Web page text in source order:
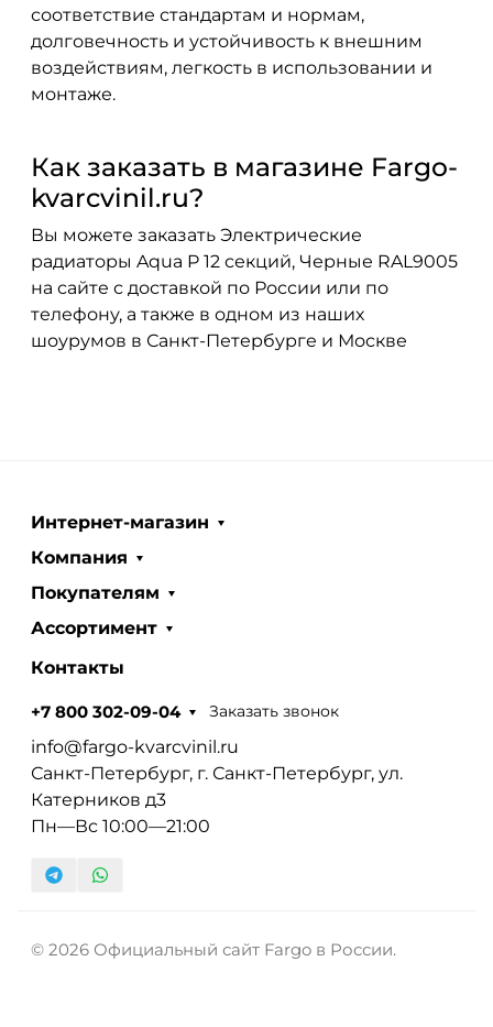
соответствие стандартам и нормам,
долговечность и устойчивость к внешним
воздействиям, легкость в использовании и
монтаже.
Как заказать в магазине Fargo-
kvarcvinil.ru?
Вы можете заказать Электрические
радиаторы Aqua P 12 секций, Черные RAL9005
на сайте с доставкой по России или по
телефону, а также в одном из наших
шоурумов в Санкт-Петербурге и Москве
Интернет-магазин
Компания
Покупателям
Ассортимент
Контакты
+7 800 302-09-04 Заказать звонок
info@fargo-kvarcvinil.ru
Санкт-Петербург, г. Санкт-Петербург, ул.
Катерников д3
Пн—Вс 10:00—21:00
© 2026 Официальный сайт Fargo в России.